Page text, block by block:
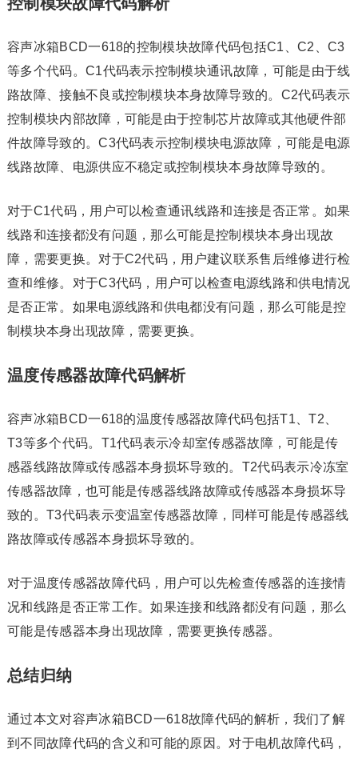
容声冰箱BCD一618的控制模块故障代码包括C1、C2、C3
等多个代码。C1代码表示控制模块通讯故障，可能是由于线
路故障、接触不良或控制模块本身故障导致的。C2代码表示
控制模块内部故障，可能是由于控制芯片故障或其他硬件部
件故障导致的。C3代码表示控制模块电源故障，可能是电源
线路故障、电源供应不稳定或控制模块本身故障导致的。
对于C1代码，用户可以检查通讯线路和连接是否正常。如果
线路和连接都没有问题，那么可能是控制模块本身出现故
障，需要更换。对于C2代码，用户建议联系售后维修进行检
查和维修。对于C3代码，用户可以检查电源线路和供电情况
是否正常。如果电源线路和供电都没有问题，那么可能是控
制模块本身出现故障，需要更换。
温度传感器故障代码解析
容声冰箱BCD一618的温度传感器故障代码包括T1、T2、
T3等多个代码。T1代码表示冷却室传感器故障，可能是传
感器线路故障或传感器本身损坏导致的。T2代码表示冷冻室
传感器故障，也可能是传感器线路故障或传感器本身损坏导
致的。T3代码表示变温室传感器故障，同样可能是传感器线
路故障或传感器本身损坏导致的。
对于温度传感器故障代码，用户可以先检查传感器的连接情
况和线路是否正常工作。如果连接和线路都没有问题，那么
可能是传感器本身出现故障，需要更换传感器。
总结归纳
通过本文对容声冰箱BCD一618故障代码的解析，我们了解
到不同故障代码的含义和可能的原因。对于电机故障代码，